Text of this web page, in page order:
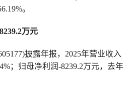
。
万元
披露年报，2025年营业收入
；归母净利润-8239.2万元，去年